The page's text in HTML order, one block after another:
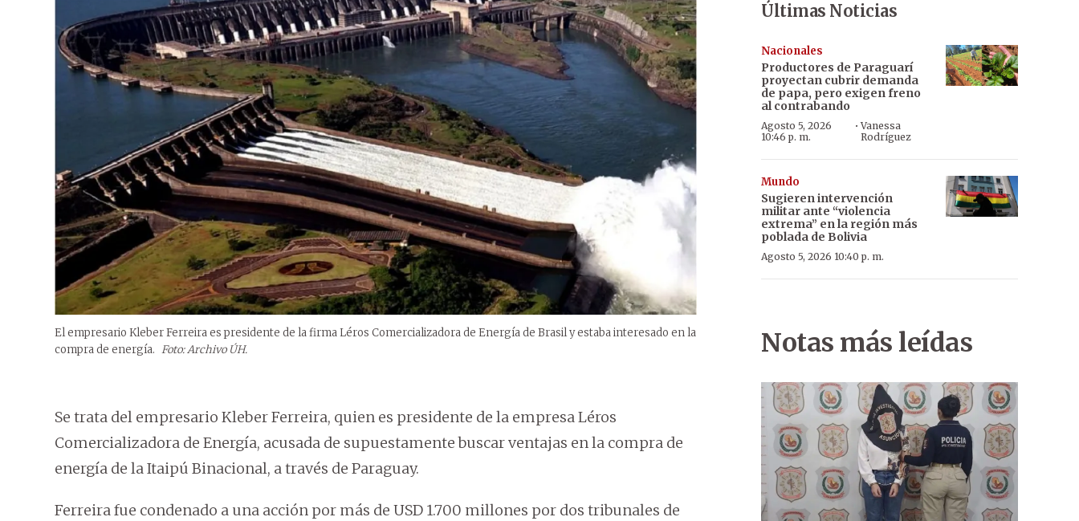
El empresario Kleber Ferreira es presidente de la firma Léros Comercializadora de Energía de Brasil y estaba interesado en la
compra de energía. Foto: Archivo ÚH.
Se trata del empresario Kleber Ferreira, quien es presidente de la empresa Léros
Comercializadora de Energía, acusada de supuestamente buscar ventajas en la compra de
energía de la Itaipú Binacional, a través de Paraguay.
Ferreira fue condenado a una acción por más de USD 1.700 millones por dos tribunales de
Últimas Noticias
Nacionales
Productores de Paraguarí
proyectan cubrir demanda
de papa, pero exigen freno
al contrabando
Agosto 5, 2026
10:46 p. m.
·Vanessa
Rodríguez
Mundo
Sugieren intervención
militar ante “violencia
extrema” en la región más
poblada de Bolivia
Agosto 5, 2026 10:40 p. m.
Notas más leídas